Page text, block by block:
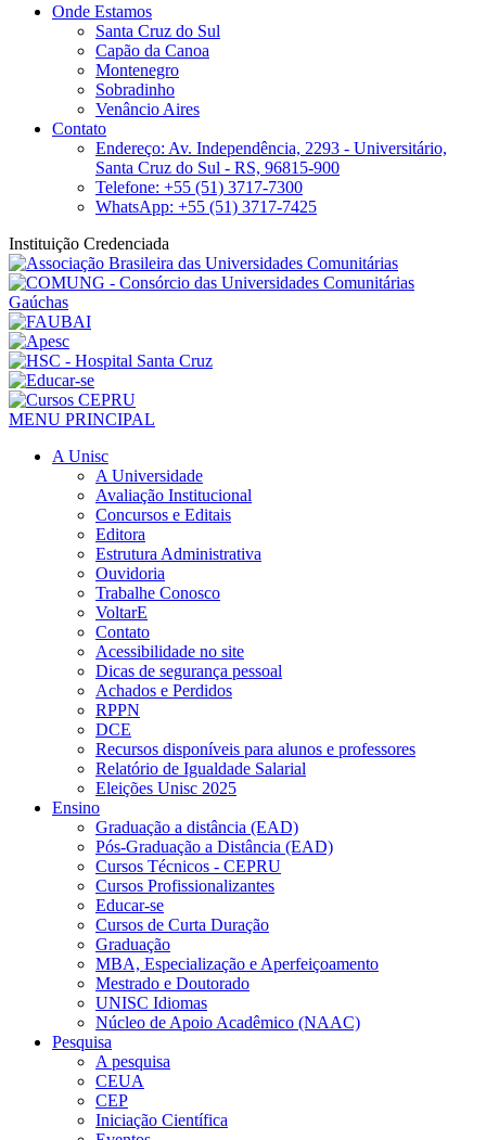
Onde Estamos
Santa Cruz do Sul
Capão da Canoa
Montenegro
Sobradinho
Venâncio Aires
Contato
Endereço: Av. Independência, 2293 - Universitário,
Santa Cruz do Sul - RS, 96815-900
Telefone: +55 (51) 3717-7300
WhatsApp: +55 (51) 3717-7425
Instituição Credenciada
MENU PRINCIPAL
A Unisc
A Universidade
Avaliação Institucional
Concursos e Editais
Editora
Estrutura Administrativa
Ouvidoria
Trabalhe Conosco
VoltarE
Contato
Acessibilidade no site
Dicas de segurança pessoal
Achados e Perdidos
RPPN
DCE
Recursos disponíveis para alunos e professores
Relatório de Igualdade Salarial
Eleições Unisc 2025
Ensino
Graduação a distância (EAD)
Pós-Graduação a Distância (EAD)
Cursos Técnicos - CEPRU
Cursos Profissionalizantes
Educar-se
Cursos de Curta Duração
Graduação
MBA, Especialização e Aperfeiçoamento
Mestrado e Doutorado
UNISC Idiomas
Núcleo de Apoio Acadêmico (NAAC)
Pesquisa
A pesquisa
CEUA
CEP
Iniciação Científica